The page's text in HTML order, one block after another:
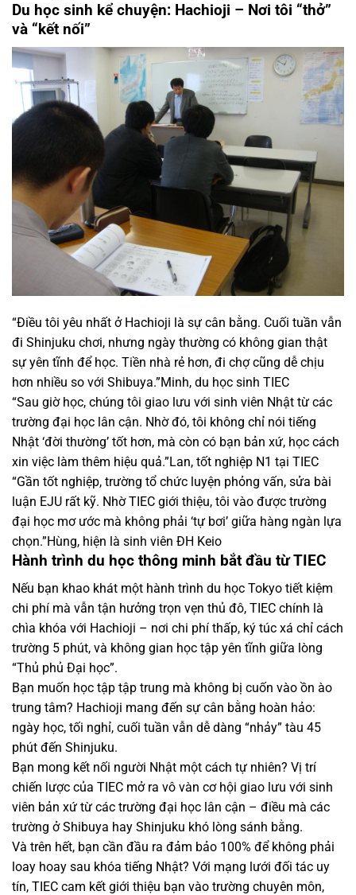
Du học sinh kể chuyện: Hachioji – Nơi tôi “thở”
và “kết nối”
“Điều tôi yêu nhất ở Hachioji là sự cân bằng. Cuối tuần vẫn
đi Shinjuku chơi, nhưng ngày thường có không gian thật
sự yên tĩnh để học. Tiền nhà rẻ hơn, đi chợ cũng dễ chịu
hơn nhiều so với Shibuya.”Minh, du học sinh TIEC
“Sau giờ học, chúng tôi giao lưu với sinh viên Nhật từ các
trường đại học lân cận. Nhờ đó, tôi không chỉ nói tiếng
Nhật ‘đời thường’ tốt hơn, mà còn có bạn bản xứ, học cách
xin việc làm thêm hiệu quả.”Lan, tốt nghiệp N1 tại TIEC
“Gần tốt nghiệp, trường tổ chức luyện phỏng vấn, sửa bài
luận EJU rất kỹ. Nhờ TIEC giới thiệu, tôi vào được trường
đại học mơ ước mà không phải ‘tự bơi’ giữa hàng ngàn lựa
chọn.”Hùng, hiện là sinh viên ĐH Keio
Hành trình du học thông minh bắt đầu từ TIEC
Nếu bạn khao khát một hành trình du học Tokyo tiết kiệm
chi phí mà vẫn tận hưởng trọn vẹn thủ đô, TIEC chính là
chìa khóa với Hachioji – nơi chi phí thấp, ký túc xá chỉ cách
trường 5 phút, và không gian học tập yên tĩnh giữa lòng
“Thủ phủ Đại học”.
Bạn muốn học tập tập trung mà không bị cuốn vào ồn ào
trung tâm? Hachioji mang đến sự cân bằng hoàn hảo:
ngày học, tối nghỉ, cuối tuần vẫn dễ dàng “nhảy” tàu 45
phút đến Shinjuku.
Bạn mong kết nối người Nhật một cách tự nhiên? Vị trí
chiến lược của TIEC mở ra vô vàn cơ hội giao lưu với sinh
viên bản xứ từ các trường đại học lân cận – điều mà các
trường ở Shibuya hay Shinjuku khó lòng sánh bằng.
Và trên hết, bạn cần đầu ra đảm bảo 100% để không phải
loay hoay sau khóa tiếng Nhật? Với mạng lưới đối tác uy
tín, TIEC cam kết giới thiệu bạn vào trường chuyên môn,